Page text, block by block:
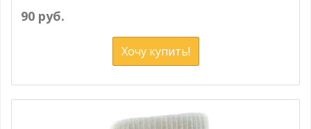
90 руб.
Хочу купить!